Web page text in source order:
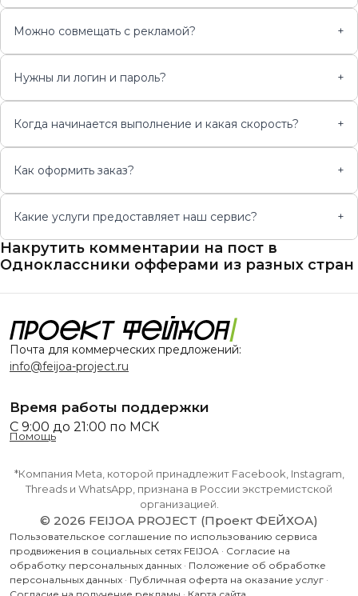
Накрутить комментарии на пост в
Одноклассники офферами из разных стран
Можно совмещать с рекламой? +
Нужны ли логин и пароль? +
Когда начинается выполнение и какая скорость? +
Как оформить заказ? +
Какие услуги предоставляет наш сервис? +
Почта для коммерческих предложений:
info@feijoa-project.ru
Время работы поддержки
С 9:00 до 21:00 по МСК
Помощь
*Компания Meta, которой принадлежит Facebook, Instagram,
Threads и WhatsApp, признана в России экстремистской
организацией.
© 2026 FEIJOA PROJECT (Проект ФЕЙХОА)
Пользовательское соглашение по использованию сервиса
продвижения в социальных сетях FEIJOA · Согласие на
обработку персональных данных · Положение об обработке
персональных данных · Публичная оферта на оказание услуг ·